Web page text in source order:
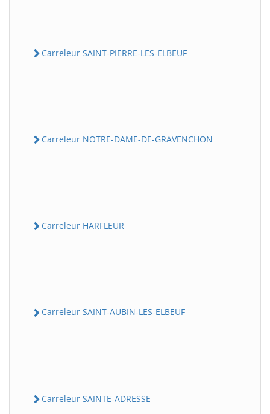
Carreleur SAINT-PIERRE-LES-ELBEUF
Carreleur NOTRE-DAME-DE-GRAVENCHON
Carreleur HARFLEUR
Carreleur SAINT-AUBIN-LES-ELBEUF
Carreleur SAINTE-ADRESSE